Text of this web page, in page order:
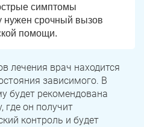
симптомы
нужен срочный вызов
помощи.
лечения врач находится
зависимого. В
будет рекомендована
где он получит
контроль и будет